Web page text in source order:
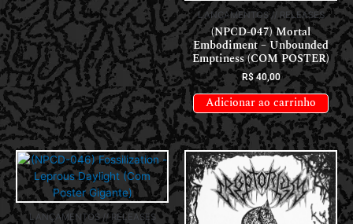
LANÇAMENTOS // RELEASES
(NPCD-047) Mortal
Embodiment – Unbounded
Emptiness (COM POSTER)
R$40,00
Adicionar ao carrinho
LANÇAMENTOS // RELEASES